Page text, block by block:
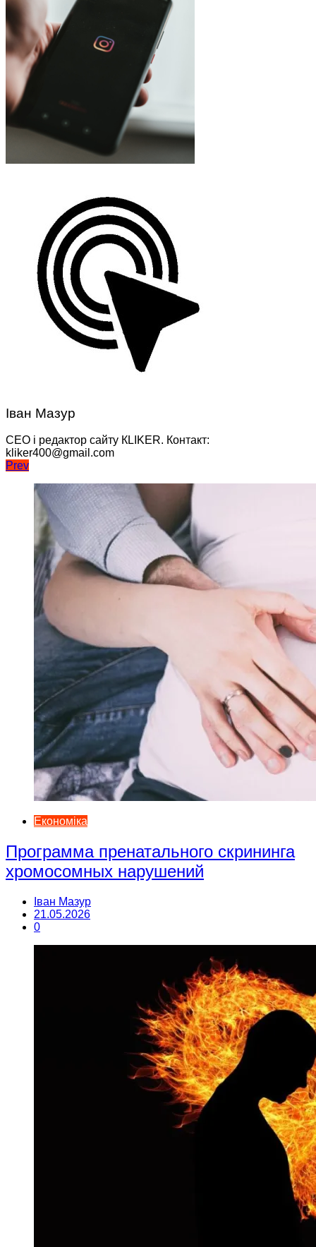
Іван Мазур
CEO і редактор сайту КLIKER. Контакт:
kliker400@gmail.com
Навігація
записів
Prev
Економіка
Программа пренатального скрининга
хромосомных нарушений
Іван Мазур
21.05.2026
0